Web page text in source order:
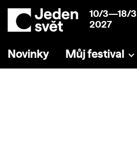
10/3—18/3
2027
Novinky Můj festival